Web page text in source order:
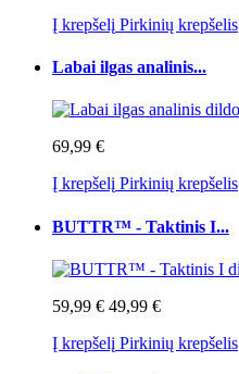
Į krepšelį Pirkinių krepšelis
Labai ilgas analinis...
69,99 €
Į krepšelį Pirkinių krepšelis
BUTTR™ - Taktinis I...
59,99 € 49,99 €
Į krepšelį Pirkinių krepšelis